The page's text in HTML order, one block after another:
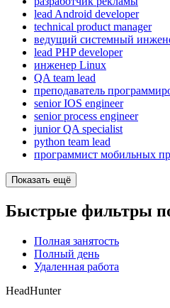
lead Android developer
technical product manager
ведущий системный
lead PHP developer
инженер Linux
QA team lead
преподаватель
senior IOS engineer
senior process engineer
junior QA specialist
python team lead
программист мобильных
Показать ещё
Быстрые фильтры
Полная занятость
Полный день
Удаленная работа
HeadHunter